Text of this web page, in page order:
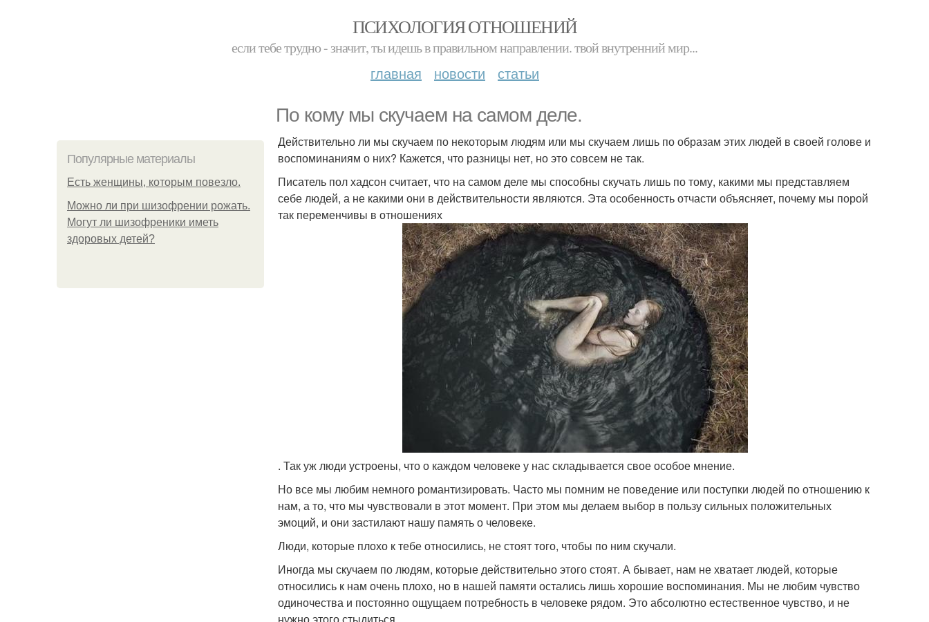
ПСИХОЛОГИЯ ОТНОШЕНИЙ
если тебе трудно - значит, ты идешь в правильном направлении. твой внутренний мир...
главная новости статьи
По кому мы скучаем на самом деле.
Популярные материалы
Есть женщины, которым повезло.
Можно ли при шизофрении рожать.
Могут ли шизофреники иметь
здоровых детей?
Действительно ли мы скучаем по некоторым людям или мы скучаем лишь по образам этих людей в своей голове и
воспоминаниям о них? Кажется, что разницы нет, но это совсем не так.
Писатель пол хадсон считает, что на самом деле мы способны скучать лишь по тому, какими мы представляем
себе людей, а не какими они в действительности являются. Эта особенность отчасти объясняет, почему мы порой
так переменчивы в отношениях
. Так уж люди устроены, что о каждом человеке у нас складывается свое особое мнение.
Но все мы любим немного романтизировать. Часто мы помним не поведение или поступки людей по отношению к
нам, а то, что мы чувствовали в этот момент. При этом мы делаем выбор в пользу сильных положительных
эмоций, и они застилают нашу память о человеке.
Люди, которые плохо к тебе относились, не стоят того, чтобы по ним скучали.
Иногда мы скучаем по людям, которые действительно этого стоят. А бывает, нам не хватает людей, которые
относились к нам очень плохо, но в нашей памяти остались лишь хорошие воспоминания. Мы не любим чувство
одиночества и постоянно ощущаем потребность в человеке рядом. Это абсолютно естественное чувство, и не